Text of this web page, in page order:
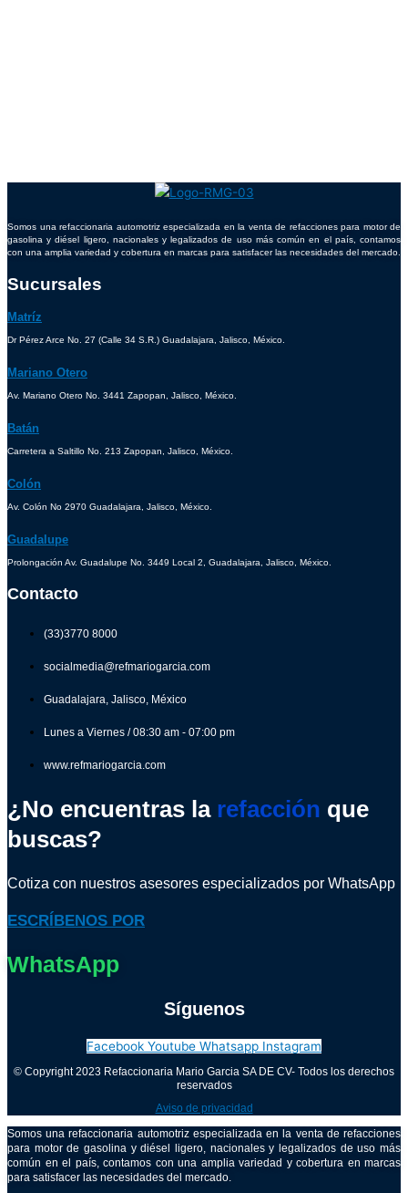
Somos una refaccionaria automotriz especializada en la venta de refacciones para motor de
gasolina y diésel ligero, nacionales y legalizados de uso más común en el país, contamos
con una amplia variedad y cobertura en marcas para satisfacer las necesidades del mercado.
Sucursales
Matríz
Dr Pérez Arce No. 27 (Calle 34 S.R.) Guadalajara, Jalisco, México.
Mariano Otero
Av. Mariano Otero No. 3441 Zapopan, Jalisco, México.
Batán
Carretera a Saltillo No. 213 Zapopan, Jalisco, México.
Colón
Av. Colón No 2970 Guadalajara, Jalisco, México.
Guadalupe
Prolongación Av. Guadalupe No. 3449 Local 2, Guadalajara, Jalisco, México.
Contacto
(33)3770 8000
socialmedia@refmariogarcia.com
Guadalajara, Jalisco, México
Lunes a Viernes / 08:30 am - 07:00 pm
www.refmariogarcia.com
¿No encuentras la refacción que
buscas?
Cotiza con nuestros asesores especializados por WhatsApp
ESCRÍBENOS POR
WhatsApp
Síguenos
Facebook Youtube Whatsapp Instagram
© Copyright 2023 Refaccionaria Mario Garcia SA DE CV- Todos los derechos
reservados
Aviso de privacidad
Somos una refaccionaria automotriz especializada en la venta de refacciones
para motor de gasolina y diésel ligero, nacionales y legalizados de uso más
común en el país, contamos con una amplia variedad y cobertura en marcas
para satisfacer las necesidades del mercado.